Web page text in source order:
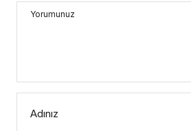
Yorumunuz
Adınız